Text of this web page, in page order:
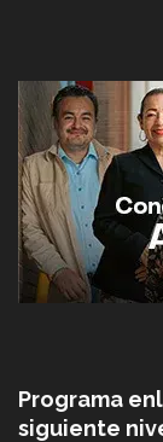
Programa
siguiente